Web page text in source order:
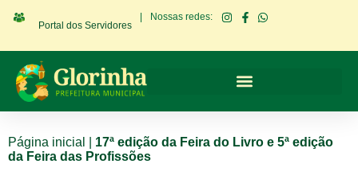
Portal dos Servidores
Nossas redes:
Página inicial
17ª edição da Feira do Livro e 5ª edição
da Feira das Profissões